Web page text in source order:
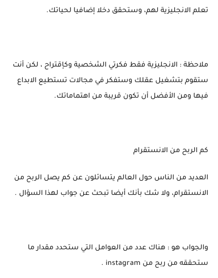
تعلم الانجليزية لهم، وستحقق دخلا إضافيا لحياتك.
ملاحظة : الانجليزية فقط فكرتي الشخصية وكإقتراح ، لكن أنت
ستقوم بتشغيل عقلك وستفكر في مجالات تستطيع الابداع
فيها ومن الأفضل أن تكون قريبة من اهتماماتك.
كم الربح من الانستقرام
العديد من الناس حول العالم يتسائلون عن كم يصل الربح من
الانستقرام، ولا شك بأنك أيضا تبحث عن جواب لهذا السؤال .
والجواب هو : هناك عدد من العوامل التي ستحدد مقدار ما
ستحققه من ربح من instagram .